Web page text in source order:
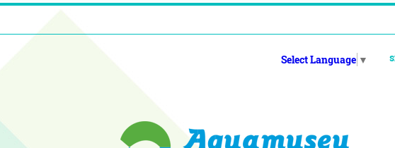
Select Language ▼